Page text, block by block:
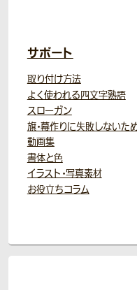
サポート
取り付け方法
よく使われる四文字熟語
スローガン
旗・幕作りに失敗しないた
動画集
書体と色
イラスト・写真素材
お役立ちコラム